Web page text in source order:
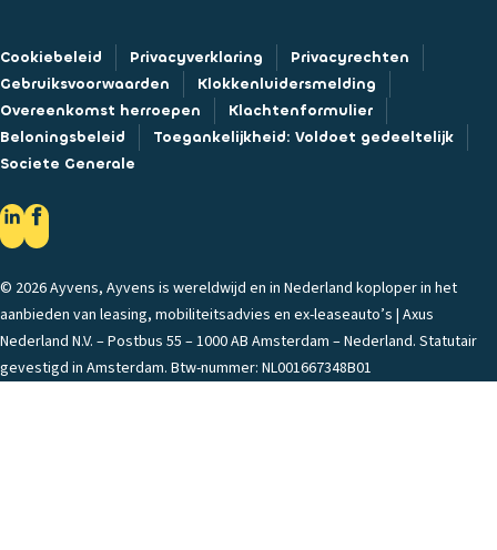
Cookiebeleid Privacyverklaring
Privacyrechten
Gebruiksvoorwaarden
Klokkenluidersmelding
Overeenkomst herroepen
Klachtenformulier
Beloningsbeleid
Toegankelijkheid: Voldoet gedeeltelijk
Societe Generale
© 2026 Ayvens, Ayvens is wereldwijd en in Nederland koploper in het
aanbieden van leasing, mobiliteitsadvies en ex-leaseauto’s | Axus
Nederland N.V. – Postbus 55 – 1000 AB Amsterdam – Nederland. Statutair
gevestigd in Amsterdam. Btw-nummer: NL001667348B01